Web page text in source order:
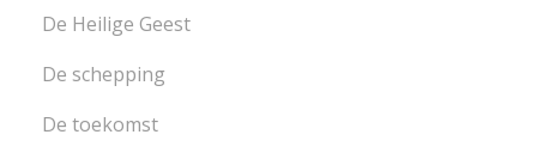
De Heilige Geest
De schepping
De toekomst